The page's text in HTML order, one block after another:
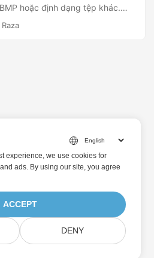
hoặc định dạng tệp khác.
theo dõi blog này để tìm hiểu
experience, we use cookies for
ads. By using our site, you agree
ACCEPT
DENY